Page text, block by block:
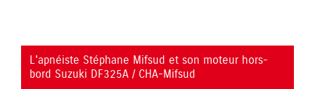
YouTube is disabled. Allow
L'apnéiste Stéphane Mifsud et son moteur hors-
bord Suzuki DF325A / CHA-Mifsud